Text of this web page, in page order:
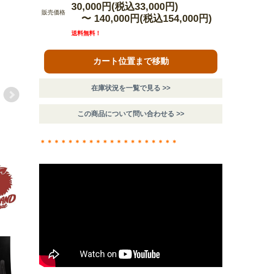
販売価格
30,000円(税込33,000円)
〜 140,000円(税込154,000円)
送料無料！
カート位置まで移動
在庫状況を一覧で見る >>
この商品について問い合わせる >>
＊＊＊＊＊＊＊＊＊＊＊＊＊＊＊＊＊＊＊＊